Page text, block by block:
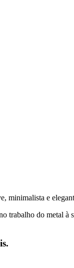
minimalista e
do metal à